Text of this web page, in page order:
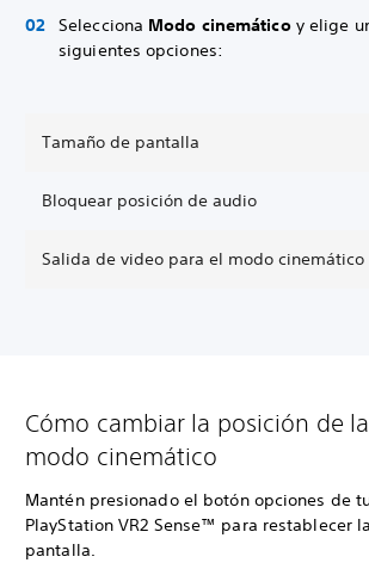
Selecciona Modo cinemáticoy elige
siguientes opciones:
Tamaño de pantalla
Bloquear posición de audio
Salida de video para el modo cinemático
Cómo cambiar la posición de
modo cinemático
Mantén presionado el botón opciones de
PlayStation VR2 Sense™ para restablecer
pantalla.